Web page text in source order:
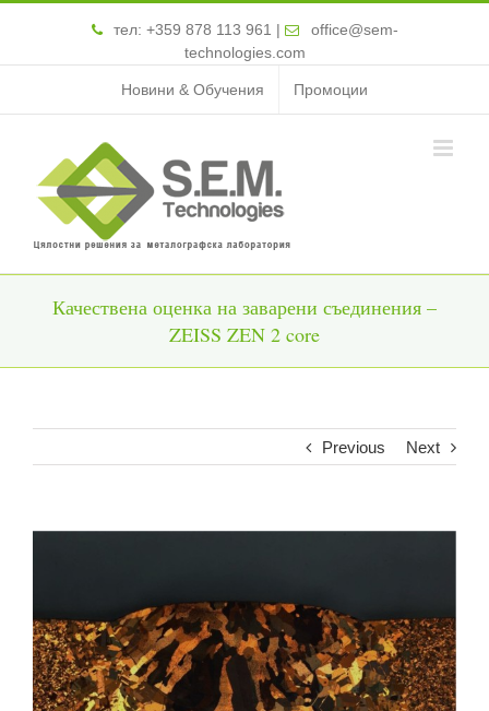
тел: +359 878 113 961 |
office@sem-
technologies.com
Новини & Обучения Промоции
Качествена оценка на заварени съединения –
ZEISS ZEN 2 core
Previous Next